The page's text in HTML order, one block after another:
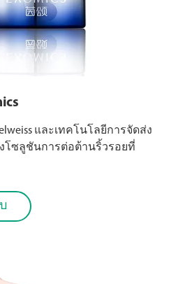
และเทคโนโลยีการจัดส่ง
โซลูชันการต่อต้านริ้วรอยที่